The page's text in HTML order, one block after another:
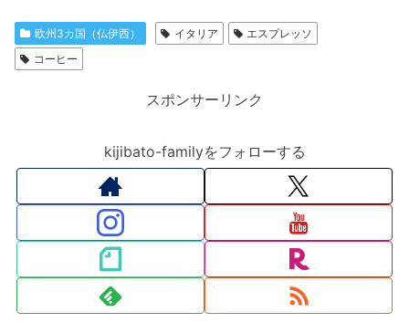
欧州3カ国（仏伊西） イタリア
エスプレッソ
コーヒー
スポンサーリンク
kijibato-familyをフォローする